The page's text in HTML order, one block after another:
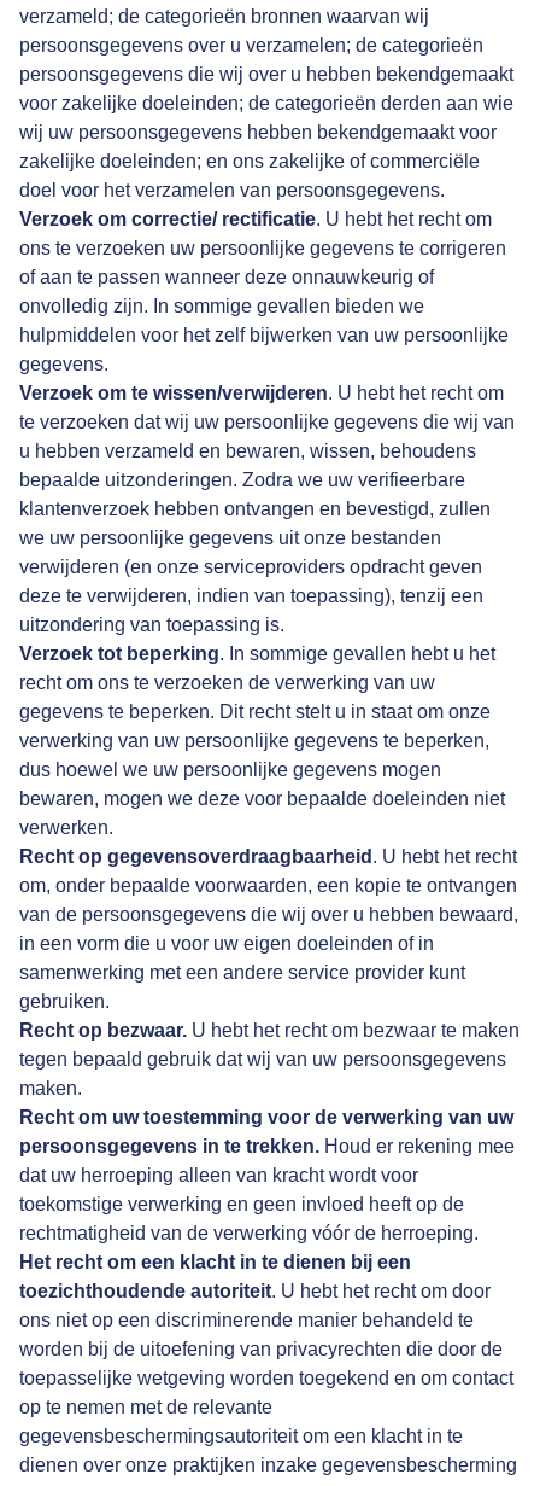
verzameld; de categorieën bronnen waarvan wij
persoonsgegevens over u verzamelen; de categorieën
persoonsgegevens die wij over u hebben bekendgemaakt
voor zakelijke doeleinden; de categorieën derden aan wie
wij uw persoonsgegevens hebben bekendgemaakt voor
zakelijke doeleinden; en ons zakelijke of commerciële
doel voor het verzamelen van persoonsgegevens.
Verzoek om correctie/ rectificatie. U hebt het recht om
ons te verzoeken uw persoonlijke gegevens te corrigeren
of aan te passen wanneer deze onnauwkeurig of
onvolledig zijn. In sommige gevallen bieden we
hulpmiddelen voor het zelf bijwerken van uw persoonlijke
gegevens.
Verzoek om te wissen/verwijderen. U hebt het recht om
te verzoeken dat wij uw persoonlijke gegevens die wij van
u hebben verzameld en bewaren, wissen, behoudens
bepaalde uitzonderingen. Zodra we uw verifieerbare
klantenverzoek hebben ontvangen en bevestigd, zullen
we uw persoonlijke gegevens uit onze bestanden
verwijderen (en onze serviceproviders opdracht geven
deze te verwijderen, indien van toepassing), tenzij een
uitzondering van toepassing is.
Verzoek tot beperking. In sommige gevallen hebt u het
recht om ons te verzoeken de verwerking van uw
gegevens te beperken. Dit recht stelt u in staat om onze
verwerking van uw persoonlijke gegevens te beperken,
dus hoewel we uw persoonlijke gegevens mogen
bewaren, mogen we deze voor bepaalde doeleinden niet
verwerken.
Recht op gegevensoverdraagbaarheid . U hebt het recht
om, onder bepaalde voorwaarden, een kopie te ontvangen
van de persoonsgegevens die wij over u hebben bewaard,
in een vorm die u voor uw eigen doeleinden of in
samenwerking met een andere service provider kunt
gebruiken.
Recht op bezwaar. U hebt het recht om bezwaar te maken
tegen bepaald gebruik dat wij van uw persoonsgegevens
maken.
Recht om uw toestemming voor de verwerking van uw
persoonsgegevens in te trekken. Houd er rekening mee
dat uw herroeping alleen van kracht wordt voor
toekomstige verwerking en geen invloed heeft op de
rechtmatigheid van de verwerking vóór de herroeping.
Het recht om een klacht in te dienen bij een
toezichthoudende autoriteit. U hebt het recht om door
ons niet op een discriminerende manier behandeld te
worden bij de uitoefening van privacyrechten die door de
toepasselijke wetgeving worden toegekend en om contact
op te nemen met de relevante
gegevensbeschermingsautoriteit om een klacht in te
dienen over onze praktijken inzake gegevensbescherming